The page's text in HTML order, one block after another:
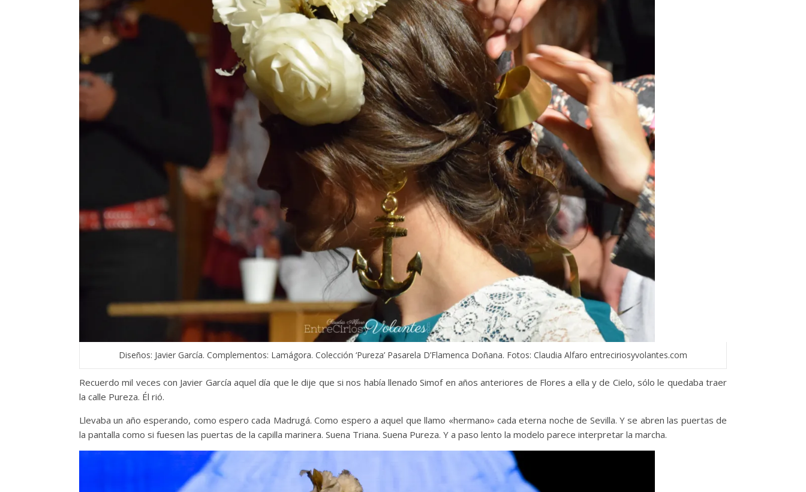
Diseños: Javier García. Complementos: Lamágora. Colección ‘Pureza’ Pasarela D’Flamenca Doñana. Fotos: Claudia Alfaro entreciriosyvolantes.com
Recuerdo mil veces con Javier García aquel día que le dije que si nos había llenado Simof en años anteriores de Flores a ella y de Cielo, sólo le quedaba traer
la calle Pureza. Él rió.
Llevaba un año esperando, como espero cada Madrugá. Como espero a aquel que llamo «hermano» cada eterna noche de Sevilla. Y se abren las puertas de
la pantalla como si fuesen las puertas de la capilla marinera. Suena Triana. Suena Pureza. Y a paso lento la modelo parece interpretar la marcha.